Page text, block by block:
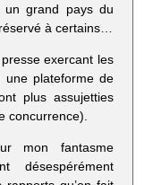
grand pays du
à certains…
exercant les
une plateforme de
plus assujetties
concurrence).
mon fantasme
désespérément